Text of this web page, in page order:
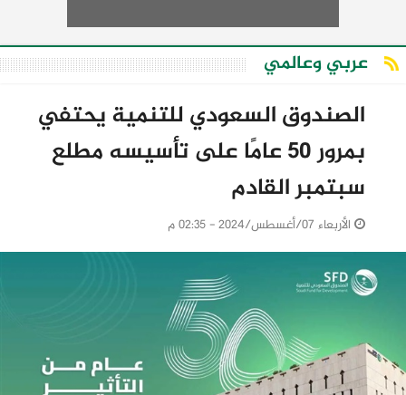
عربي وعالمي
الصندوق السعودي للتنمية يحتفي
بمرور 50 عامًا على تأسيسه مطلع
سبتمبر القادم
الأربعاء 07/أغسطس/2024 - 02:35 م